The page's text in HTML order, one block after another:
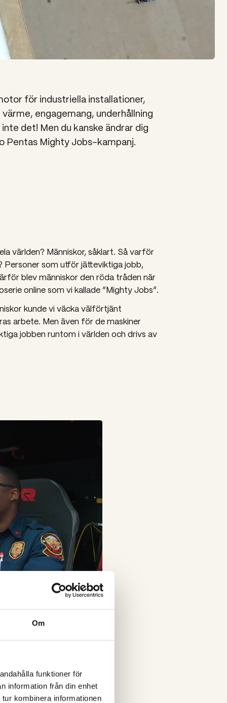
Om
funktioner för
information från din enhet
kombinera informationen
för industriella installationer,
engagemang, underhållning
det! Men du kanske ändrar dig
Pentas Mighty Jobs-kampanj.
världen? Människor, såklart. Så varför
Personer som utför jätteviktiga jobb,
blev människor den röda tråden när
online som vi kallade ”Mighty Jobs”.
kunde vi väcka välförtjänt
arbete. Men även för de maskiner
jobben runtom i världen och drivs av